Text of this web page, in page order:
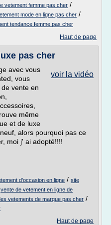
vetement femme pas cher /
mode en ligne pas cher /
tendance femme pas cher
Haut de page
pas cher
voir la vidéo
avec vous
vous
vente en
même
et de luxe
alors pourquoi pas ce
moi j' ai adopté!!!!
d'occasion en ligne / site
vente de vetement en ligne de
vetements de marque pas cher /
Haut de page